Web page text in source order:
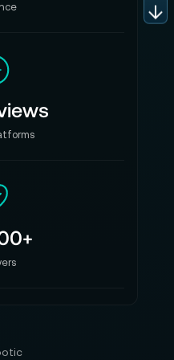
bis 47 °C
5 % bis 95 %, nicht
getestet bis 5.000 m